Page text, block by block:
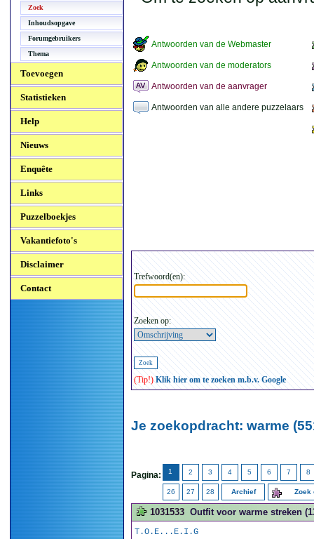
Zoek
Inhoudsopgave
Forumgebruikers
Thema
Toevoegen
Statistieken
Help
Nieuws
Enquête
Links
Puzzelboekjes
Vakantiefoto's
Disclaimer
Contact
Antwoorden van de Webmaster
Antwoorden van de moderators
Antwoorden van de aanvrager
Antwoorden van alle andere puzzelaars
Trefwoord(en):
Zoeken op:
(Tip!) Klik hier om te zoeken m.b.v. Google
Je zoekopdracht: warme
Pagina: 1 2 3 4 5 6 7 8
26 27 28 Archief Zoek
1031533 Outfit voor warme streken
T.O.E...E.I.G